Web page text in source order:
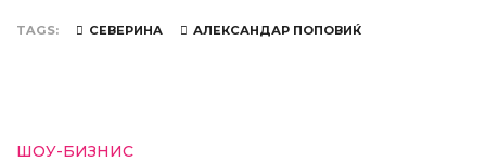
TAGS СЕВЕРИНА АЛЕКСАНДАР ПОПОВИЌ
ШОУ-БИЗНИС